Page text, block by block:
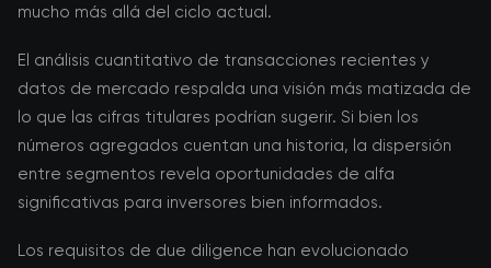
mucho más allá del ciclo actual.
El análisis cuantitativo de transacciones recientes y
datos de mercado respalda una visión más matizada de
lo que las cifras titulares podrían sugerir. Si bien los
números agregados cuentan una historia, la dispersión
entre segmentos revela oportunidades de alfa
significativas para inversores bien informados.
Los requisitos de due diligence han evolucionado